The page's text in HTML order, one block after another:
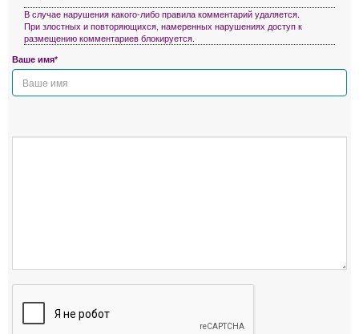
В случае нарушения какого-либо правила комментарий удаляется.
При злостных и повторяющихся, намеренных нарушениях доступ к
размещению комментариев блокируется.
Ваше имя*